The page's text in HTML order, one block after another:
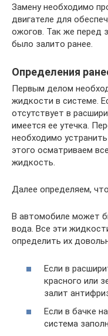
Замену необходимо
двигателе для
ожогов. Так же перед
было залито ранее.
Определения
Первым делом
жидкости в системе.
отсутствует в
имеется ее утечка.
необходимо
этого осматриваем
жидкость.
Далее определяем,
В автомобиле может
вода. Все эти
определить их
Если в
красного или
залит
Если в бачке
система